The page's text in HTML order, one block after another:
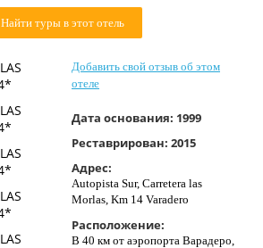
Найти туры в этот отель
Добавить свой отзыв об этом
отеле
Дата основания: 1999
Реставрирован: 2015
Адрес:
Autopista Sur, Carretera las
Morlas, Km 14 Varadero
Расположение:
В 40 км от аэропорта Варадеро,